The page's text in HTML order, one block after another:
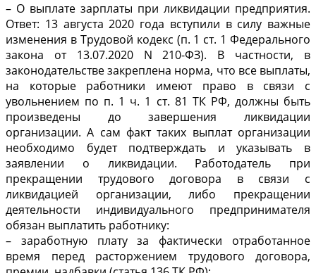
– О выплате зарплаты при ликвидации предприятия.
Ответ: 13 августа 2020 года вступили в силу важные
изменения в Трудовой кодекс (п. 1 ст. 1 Федерального
закона от 13.07.2020 N 210-ФЗ). В частности, в
законодательстве закреплена норма, что все выплаты,
на которые работники имеют право в связи с
увольнением по п. 1 ч. 1 ст. 81 ТК РФ, должны быть
произведены до завершения ликвидации
организации. А сам факт таких выплат организации
необходимо будет подтверждать и указывать в
заявлении о ликвидации. Работодатель при
прекращении трудового договора в связи с
ликвидацией организации, либо прекращении
деятельности индивидуального предпринимателя
обязан выплатить работнику:
– заработную плату за фактически отработанное
время перед расторжением трудового договора,